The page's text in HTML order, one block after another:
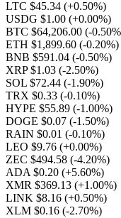
LTC $45.34 (+0.50%)
USDG $1.00 (+0.00%)
BTC $64,206.00 (-
ETH $1,899.60 (-0.20%)
BNB $591.04 (-0.50%)
XRP $1.03 (-2.50%)
SOL $72.44 (-1.90%)
TRX $0.33 (-0.10%)
HYPE $55.89 (-1.00%)
DOGE $0.07 (-1.50%)
RAIN $0.01 (-0.10%)
LEO $9.76 (+0.00%)
ZEC $494.58 (-4.20%)
ADA $0.20 (+5.60%)
XMR $369.13 (+1.00%)
LINK $8.16 (+0.50%)
XLM $0.16 (-2.70%)